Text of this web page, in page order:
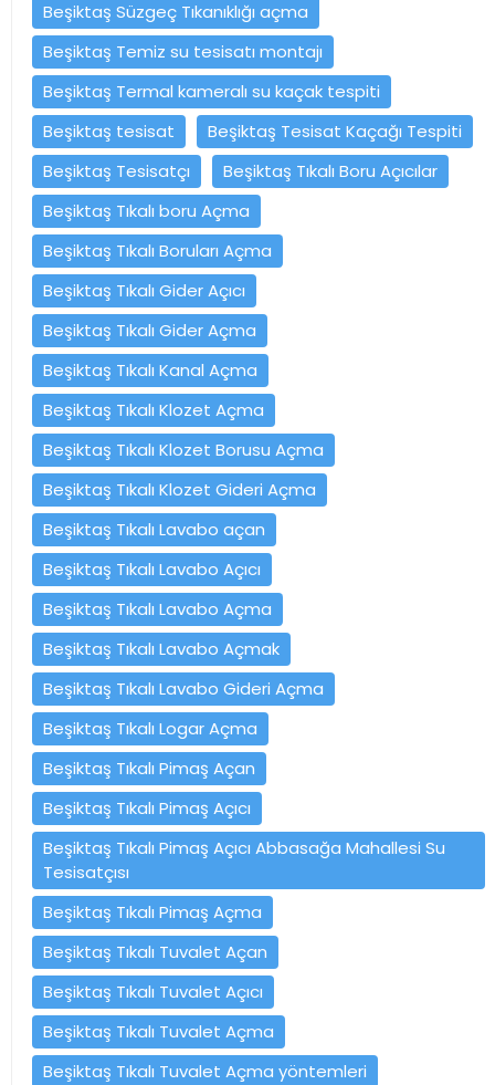
Beşiktaş Süzgeç Tıkanıklığı açma
Beşiktaş Temiz su tesisatı montajı
Beşiktaş Termal kameralı su kaçak tespiti
Beşiktaş tesisat
Beşiktaş Tesisat Kaçağı Tespiti
Beşiktaş Tesisatçı
Beşiktaş Tıkalı Boru Açıcılar
Beşiktaş Tıkalı boru Açma
Beşiktaş Tıkalı Boruları Açma
Beşiktaş Tıkalı Gider Açıcı
Beşiktaş Tıkalı Gider Açma
Beşiktaş Tıkalı Kanal Açma
Beşiktaş Tıkalı Klozet Açma
Beşiktaş Tıkalı Klozet Borusu Açma
Beşiktaş Tıkalı Klozet Gideri Açma
Beşiktaş Tıkalı Lavabo açan
Beşiktaş Tıkalı Lavabo Açıcı
Beşiktaş Tıkalı Lavabo Açma
Beşiktaş Tıkalı Lavabo Açmak
Beşiktaş Tıkalı Lavabo Gideri Açma
Beşiktaş Tıkalı Logar Açma
Beşiktaş Tıkalı Pimaş Açan
Beşiktaş Tıkalı Pimaş Açıcı
Beşiktaş Tıkalı Pimaş Açıcı Abbasağa Mahallesi Su
Tesisatçısı
Beşiktaş Tıkalı Pimaş Açma
Beşiktaş Tıkalı Tuvalet Açan
Beşiktaş Tıkalı Tuvalet Açıcı
Beşiktaş Tıkalı Tuvalet Açma
Beşiktaş Tıkalı Tuvalet Açma yöntemleri